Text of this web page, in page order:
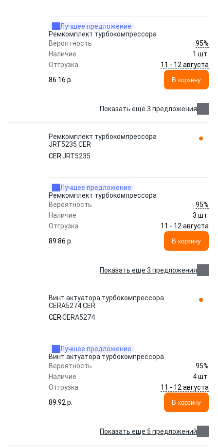
Лучшее предложение
Ремкомплект турбокомпрессора
Вероятность
95%
Наличие
1 шт.
Отгрузка
11 - 12 августа
86.16 p.
В корзину
Показать еще 3 предложения
Ремкомплект турбокомпрессора
JRT5235 CER
CERJRT5235
Лучшее предложение
Ремкомплект турбокомпрессора
Вероятность
95%
Наличие
3 шт.
Отгрузка
11 - 12 августа
89.86 p.
В корзину
Показать еще 3 предложения
Винт актуатора турбокомпрессора
CERA5274 CER
CERCERA5274
Лучшее предложение
Винт актуатора турбокомпрессора
Вероятность
95%
Наличие
4 шт.
Отгрузка
11 - 12 августа
89.92 p.
В корзину
Показать еще 5 предложений